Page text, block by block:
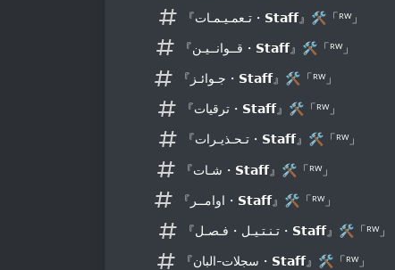
『تـعمـيـمـات・𝗦𝘁𝗮𝗳𝗳』🛠「ᴿᵂ」
『قــوانــيـن・𝗦𝘁𝗮𝗳𝗳』🛠「ᴿᵂ」
『جـوائـز・𝗦𝘁𝗮𝗳𝗳』🛠「ᴿᵂ」
『ترقيات・𝗦𝘁𝗮𝗳𝗳』🛠「ᴿᵂ」
『تـحـذيـرات・𝗦𝘁𝗮𝗳𝗳』🛠「ᴿᵂ」
『شـات・𝗦𝘁𝗮𝗳𝗳』🛠「ᴿᵂ」
『اوامــر・𝗦𝘁𝗮𝗳𝗳』🛠「ᴿᵂ」
『تـنـتـيـل・فـصـل・𝗦𝘁𝗮𝗳𝗳』🛠「ᴿᵂ」
『سجلات-البان・𝗦𝘁𝗮𝗳𝗳』🛠「ᴿᵂ」